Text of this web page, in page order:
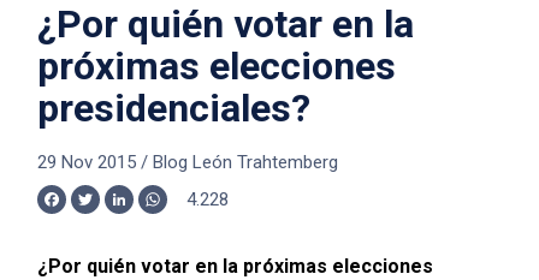
¿Por quién votar en la
próximas elecciones
presidenciales?
29 Nov 2015/ Blog León Trahtemberg
Facebook
TwitterLinkedInWhatsApp
4.228
¿Por quién votar en la próximas elecciones